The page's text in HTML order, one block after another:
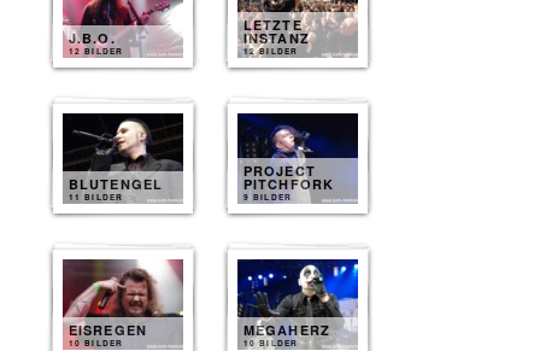
J.B.O.
12 BILDER
LETZTE
INSTANZ
12 BILDER
BLUTENGEL
11 BILDER
PROJECT
PITCHFORK
9 BILDER
EISREGEN
10 BILDER
MEGAHERZ
10 BILDER